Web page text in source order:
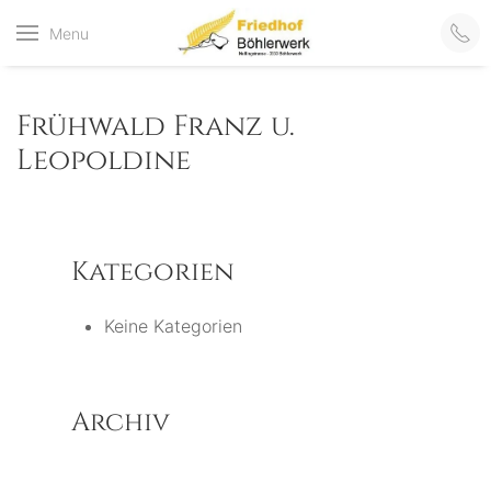
Menu
Friedhof
der virtuelle Friedhof
Frühwald Franz u.
Leopoldine
Kategorien
Keine Kategorien
Archiv